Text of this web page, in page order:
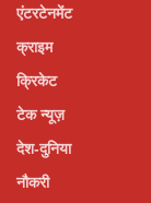
एंटरटेनमेंट
क्राइम
क्रिकेट
टेक न्यूज़
देश-दुनिया
नौकरी